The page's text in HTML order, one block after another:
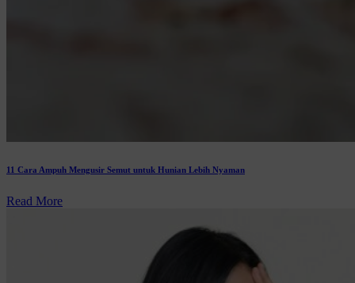
11 Cara Ampuh Mengusir Semut untuk Hunian Lebih Nyaman
Read More